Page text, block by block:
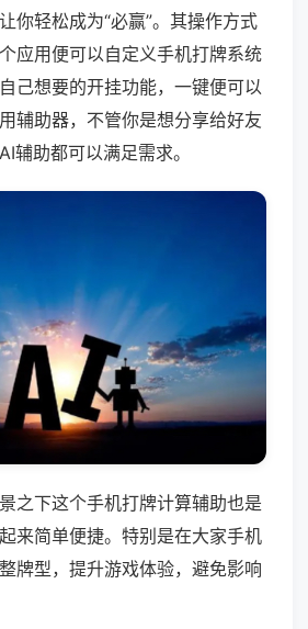
你轻松成为“必赢”。其操作方式
应用便可以自定义手机打牌系统
己想要的开挂功能，一键便可以
辅助器，不管你是想分享给好友
辅助都可以满足需求。
之下这个手机打牌计算辅助也是
来简单便捷。特别是在大家手机
牌型，提升游戏体验，避免影响